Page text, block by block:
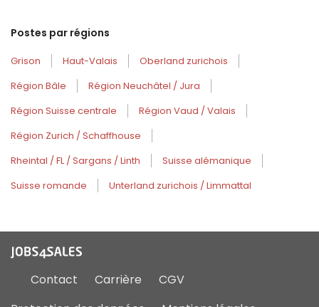
Postes par régions
Grison Haut-Valais
Oberland zurichois
Région Bâle
Région Neuchâtel / Jura
Région Suisse centrale
Région Vaud / Valais
Région Zurich / Schaffhouse
Rheintal / FL / Sargans / Linth
Suisse alémanique
Suisse romande
Unterland zurichois / Limmattal
Contact Carrière
CGV